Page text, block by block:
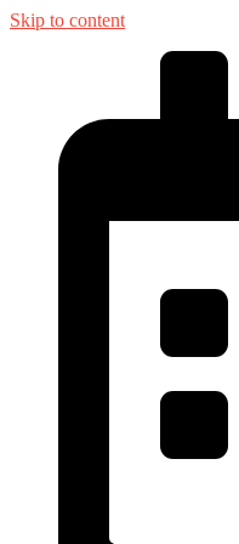
Skip to content